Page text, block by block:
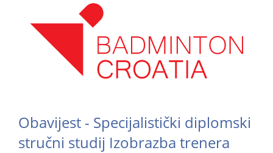
Obavijest - Specijalistički diplomski
stručni studij Izobrazba trenera